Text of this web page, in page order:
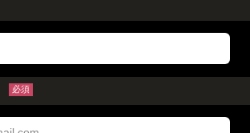
必須